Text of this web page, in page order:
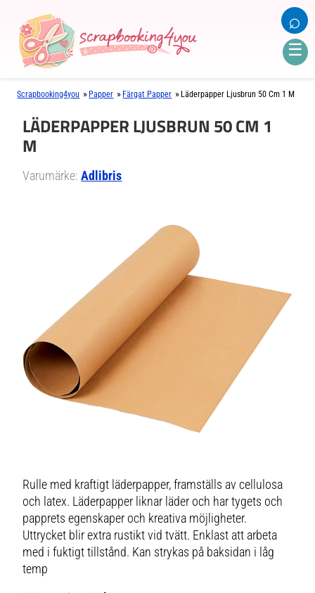
☰
⌕
Scrapbooking4you » Papper » Färgat Papper » Läderpapper Ljusbrun 50 Cm 1 M
LÄDERPAPPER LJUSBRUN 50 CM 1
M
Varumärke:Adlibris
Rulle med kraftigt läderpapper, framställs av cellulosa
och latex. Läderpapper liknar läder och har tygets och
papprets egenskaper och kreativa möjligheter.
Uttrycket blir extra rustikt vid tvätt. Enklast att arbeta
med i fuktigt tillstånd. Kan strykas på baksidan i låg
temp